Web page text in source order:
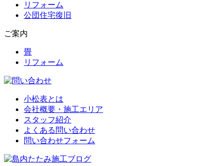
リフォーム
公団住宅復旧
ご案内
畳
リフォーム
小松表とは
会社概要・施工エリア
スタッフ紹介
よくある問い合わせ
問い合わせフォーム